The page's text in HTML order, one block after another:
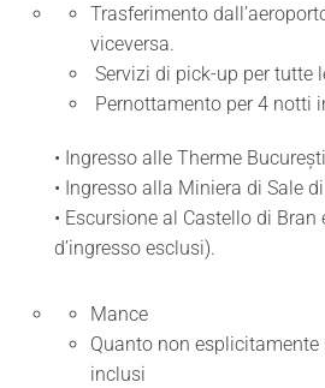
Trasferimento
viceversa.
Servizi di pick-up per tutte
Pernottamento per 4 notti
• Ingresso alle Therme
• Ingresso alla Miniera di Sale
• Escursione al Castello di
d’ingresso esclusi).
Mance
Quanto non
inclusi